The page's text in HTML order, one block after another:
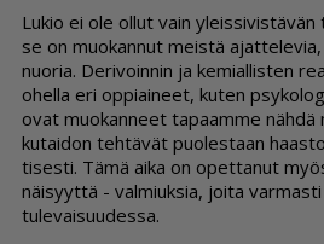
Lu­kio ei ole ol­lut vain
se on muo­kan­nut meis­tä
nuo­ria. De­ri­voin­nin ja ke­mi­al­lis­ten
ohel­la eri op­pi­ai­neet, ku­ten
ovat muo­kan­neet ta­paam­me näh­dä
ku­tai­don teh­tä­vät puo­les­taan
ti­ses­ti. Tämä ai­ka on opet­ta­nut
näi­syyt­tä - val­miuk­sia, joi­ta
tu­le­vai­suu­des­sa.